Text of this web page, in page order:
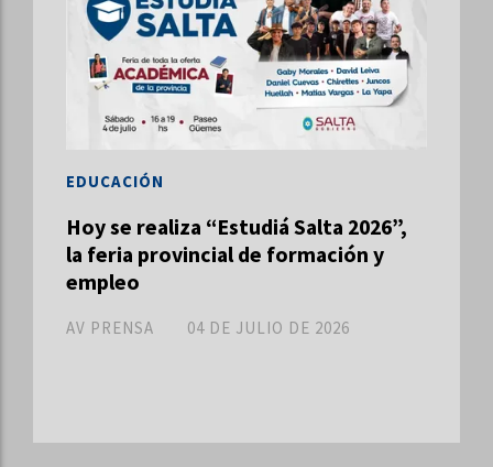
Hoy se realiza “Estudiá Salta 2026”,
la feria provincial de formación y
empleo
AV PRENSA
EDUCACIÓN
04 DE JULIO DE 2026